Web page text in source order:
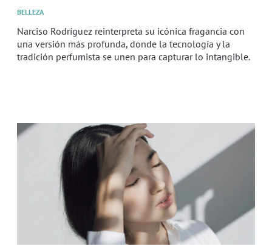
BELLEZA
Narciso Rodríguez reinterpreta su icónica fragancia con
una versión más profunda, donde la tecnología y la
tradición perfumista se unen para capturar lo intangible.